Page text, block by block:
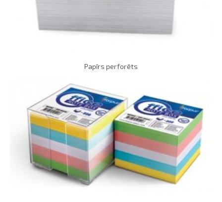
Papīrs perforēts